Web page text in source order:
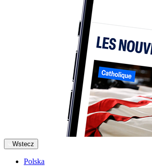
Wstecz
Polska